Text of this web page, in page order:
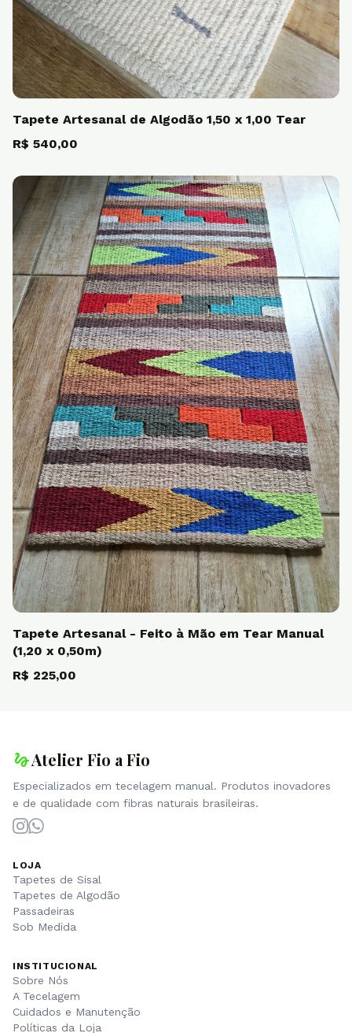
Tapete Artesanal de Algodão 1,50 x 1,00 Tear
R$ 540,00
Tapete Artesanal - Feito à Mão em Tear Manual
(1,20 x 0,50m)
R$ 225,00
gestureAtelier Fio a Fio
Especializados em tecelagem manual. Produtos inovadores
e de qualidade com fibras naturais brasileiras.
LOJA
Tapetes de Sisal
Tapetes de Algodão
Passadeiras
Sob Medida
INSTITUCIONAL
Sobre Nós
A Tecelagem
Cuidados e Manutenção
Políticas da Loja